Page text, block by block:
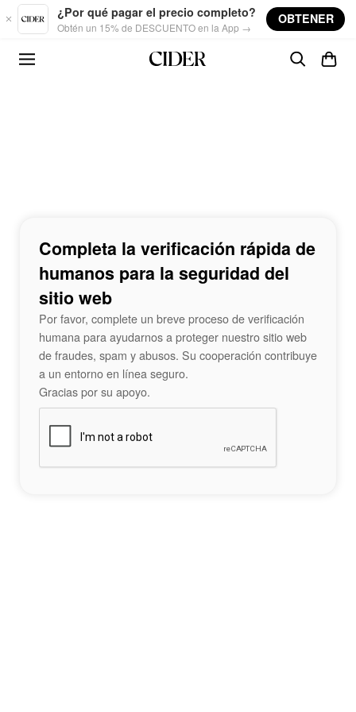
Skip to main content
¿Por qué pagar el precio completo?
Obtén un 15% de DESCUENTO en la App →
OBTENER
Completa la verificación rápida de
humanos para la seguridad del
sitio web
Por favor, complete un breve proceso de verificación
humana para ayudarnos a proteger nuestro sitio web
de fraudes, spam y abusos. Su cooperación contribuye
a un entorno en línea seguro.
Gracias por su apoyo.